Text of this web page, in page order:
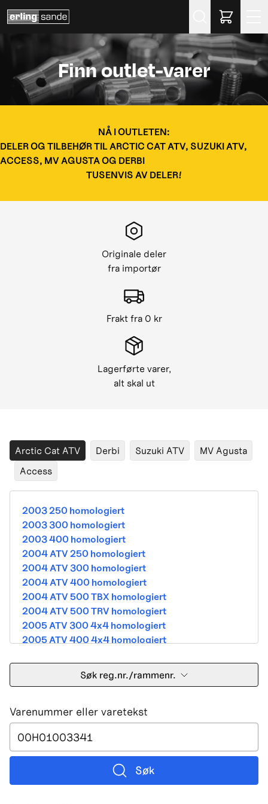
Finn outlet-varer
NÅ I OUTLETEN:
DELER OG TILBEHØR TIL ARCTIC CAT ATV, SUZUKI ATV,
ACCESS, MV AGUSTA OG DERBI
TUSENVIS AV DELER!
Originale deler
fra importør
Frakt fra 0 kr
Lagerførte varer,
alt skal ut
Arctic Cat ATV Derbi Suzuki ATV
MV Agusta
Access
2003 250 homologiert
2003 300 homologiert
2003 400 homologiert
2004 ATV 250 homologiert
2004 ATV 300 homologiert
2004 ATV 400 homologiert
2004 ATV 500 TBX homologiert
2004 ATV 500 TRV homologiert
2005 ATV 300 4x4 homologiert
2005 ATV 400 4x4 homologiert
2005 ATV 500 TRV homologiert
2005 ATV 500i 4x4A homologiert
2005 DVX 400 street homologiert
2006 250 Utility Street Legal
2006 400 Street Legal
2006 400 3in1 Street Legal
2006 400 dvx street-2x4 homologated b390b
2006 500 4x4A Street Legal
Søk reg.nr./rammenr.
Varenummer eller varetekst
Søk